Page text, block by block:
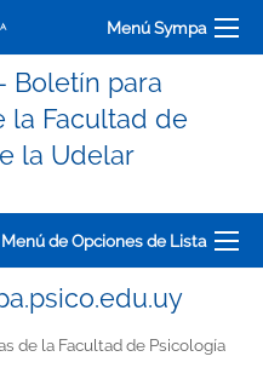
Menú Sympa
Boletín para
la Facultad de
la Udelar
Menú de Opciones de Lista
de la Facultad de Psicología